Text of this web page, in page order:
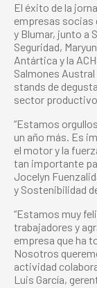
El éxito de la
empresas socias
y Blumar, junto a
Seguridad,
Antártica y la
Salmones
stands de
sector
“Estamos
un año más. Es
el motor y la
tan importante
Jocelyn
y Sostenibilidad
“Estamos muy
trabajadores y
empresa que ha
Nosotros
actividad
Luis García,